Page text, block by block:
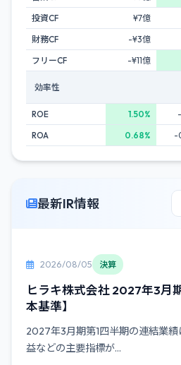
投資CF
¥7億
財務CF
-¥3億
フリーCF
-¥11億
効率性
ROE 1.50%
ROA
0.68% -
最新IR情報
2026/08/05 決算
ヒラキ株式会社 2027年3月
本基準】
2027年3月期第1四半期の連結業
益などの主要指標が...